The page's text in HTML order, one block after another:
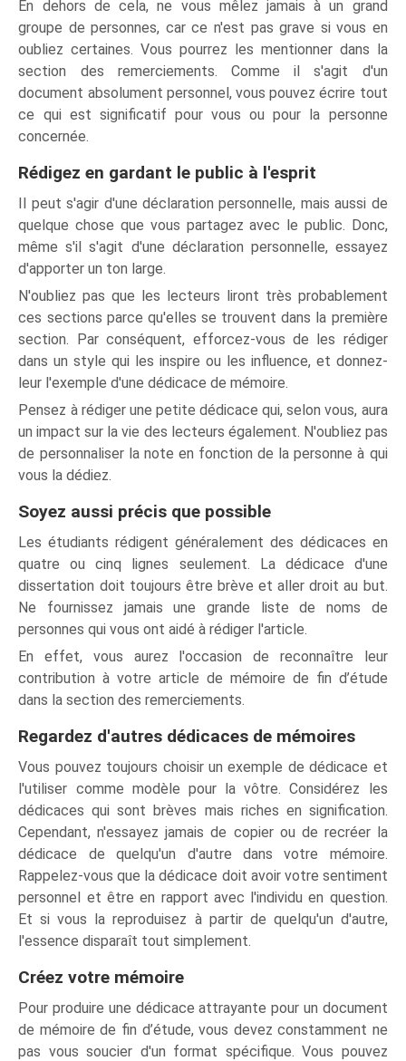
En dehors de cela, ne vous mêlez jamais à un grand
groupe de personnes, car ce n'est pas grave si vous en
oubliez certaines. Vous pourrez les mentionner dans la
section des remerciements. Comme il s'agit d'un
document absolument personnel, vous pouvez écrire tout
ce qui est significatif pour vous ou pour la personne
concernée.
Rédigez en gardant le public à l'esprit
Il peut s'agir d'une déclaration personnelle, mais aussi de
quelque chose que vous partagez avec le public. Donc,
même s'il s'agit d'une déclaration personnelle, essayez
d'apporter un ton large.
N'oubliez pas que les lecteurs liront très probablement
ces sections parce qu'elles se trouvent dans la première
section. Par conséquent, efforcez-vous de les rédiger
dans un style qui les inspire ou les influence, et donnez-
leur l'exemple d'une dédicace de mémoire.
Pensez à rédiger une petite dédicace qui, selon vous, aura
un impact sur la vie des lecteurs également. N'oubliez pas
de personnaliser la note en fonction de la personne à qui
vous la dédiez.
Soyez aussi précis que possible
Les étudiants rédigent généralement des dédicaces en
quatre ou cinq lignes seulement. La dédicace d'une
dissertation doit toujours être brève et aller droit au but.
Ne fournissez jamais une grande liste de noms de
personnes qui vous ont aidé à rédiger l'article.
En effet, vous aurez l'occasion de reconnaître leur
contribution à votre article de mémoire de fin d’étude
dans la section des remerciements.
Regardez d'autres dédicaces de mémoires
Vous pouvez toujours choisir un exemple de dédicace et
l'utiliser comme modèle pour la vôtre. Considérez les
dédicaces qui sont brèves mais riches en signification.
Cependant, n'essayez jamais de copier ou de recréer la
dédicace de quelqu'un d'autre dans votre mémoire.
Rappelez-vous que la dédicace doit avoir votre sentiment
personnel et être en rapport avec l'individu en question.
Et si vous la reproduisez à partir de quelqu'un d'autre,
l'essence disparaît tout simplement.
Créez votre mémoire
Pour produire une dédicace attrayante pour un document
de mémoire de fin d’étude, vous devez constamment ne
pas vous soucier d'un format spécifique. Vous pouvez